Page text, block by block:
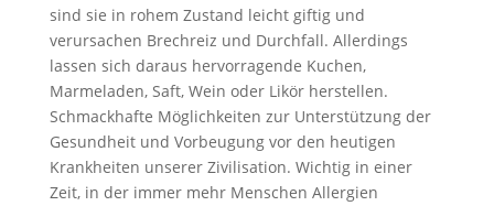
sind sie in rohem Zustand leicht giftig und
verursachen Brechreiz und Durchfall. Allerdings
lassen sich daraus hervorragende Kuchen,
Marmeladen, Saft, Wein oder Likör herstellen.
Schmackhafte Möglichkeiten zur Unterstützung der
Gesundheit und Vorbeugung vor den heutigen
Krankheiten unserer Zivilisation. Wichtig in einer
Zeit, in der immer mehr Menschen Allergien